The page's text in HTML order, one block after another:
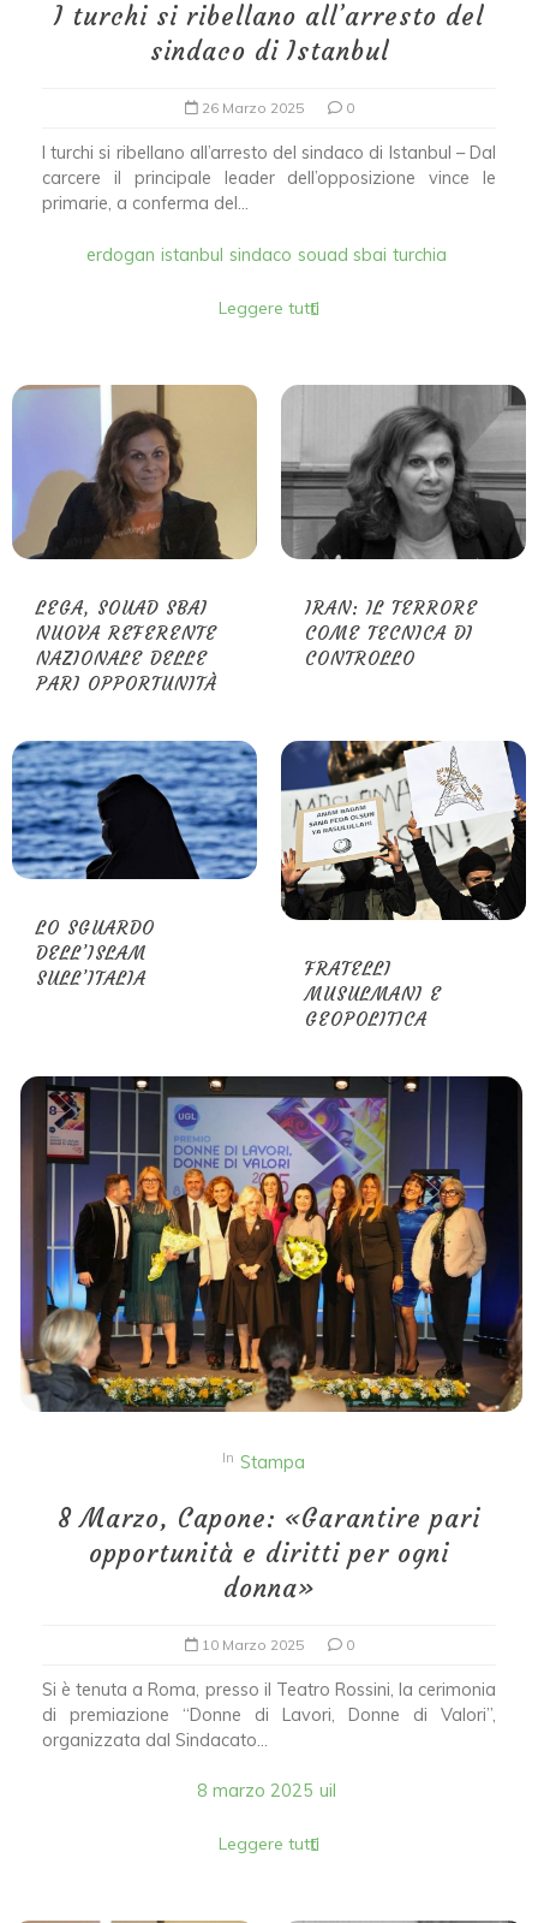
I turchi si ribellano all’arresto del
sindaco di Istanbul
26 Marzo 2025 0
I turchi si ribellano all’arresto del sindaco di Istanbul – Dal
carcere il principale leader dell’opposizione vince le
primarie, a conferma del...
erdogan istanbul sindaco souad sbai turchia
Leggere tutti
LEGA, SOUAD SBAI
NUOVA REFERENTE
NAZIONALE DELLE
PARI OPPORTUNITÀ
IRAN: IL TERRORE
COME TECNICA DI
CONTROLLO
LO SGUARDO
DELL’ISLAM
SULL’ITALIA
FRATELLI
MUSULMANI E
GEOPOLITICA
In Stampa
8 Marzo, Capone: «Garantire pari
opportunità e diritti per ogni
donna»
10 Marzo 2025 0
Si è tenuta a Roma, presso il Teatro Rossini, la cerimonia
di premiazione “Donne di Lavori, Donne di Valori”,
organizzata dal Sindacato...
8 marzo 2025 uil
Leggere tutti